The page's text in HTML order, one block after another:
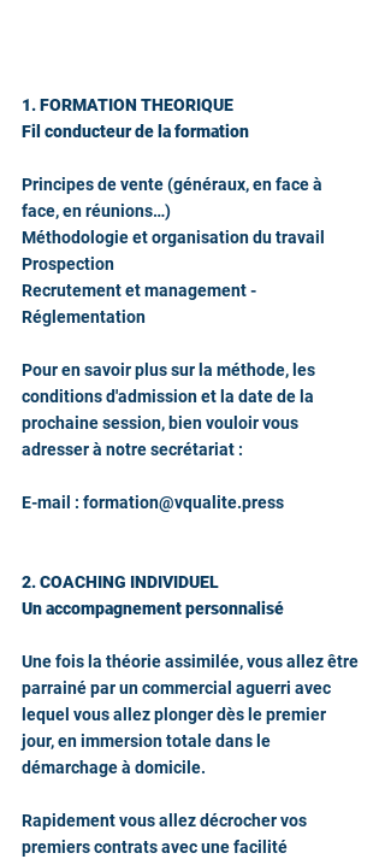
1. FORMATION THEORIQUE
Fil conducteur de la formation
Principes de vente (généraux, en face à
face, en réunions…)
Méthodologie et organisation du travail
Prospection
Recrutement et management -
Réglementation​
Pour en savoir plus sur la méthode, les
conditions d'admission et la date de la
prochaine session, bien vouloir vous
adresser à notre secrétariat :
E-mail : formation@vqualite.press
2. COACHING INDIVIDUEL
Un accompagnement personnalisé
Une fois la théorie assimilée, vous allez être
parrainé par un commercial aguerri avec
lequel vous allez plonger dès le premier
jour, en immersion totale dans le
démarchage à domicile.​
Rapidement vous allez décrocher vos
premiers contrats avec une facilité